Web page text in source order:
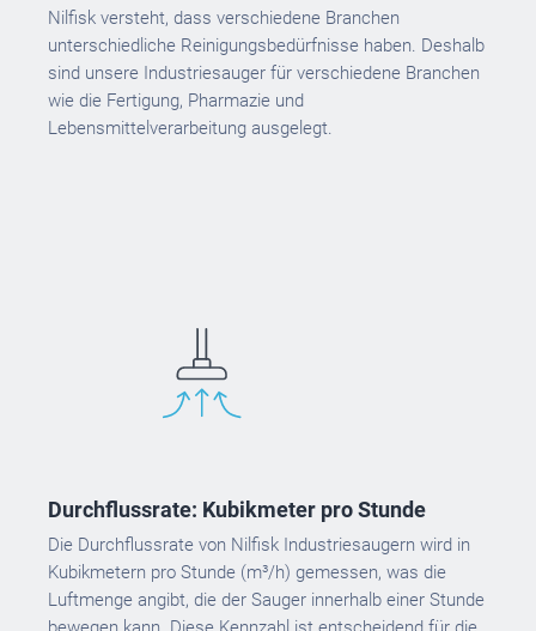
Nilfisk versteht, dass verschiedene Branchen
unterschiedliche Reinigungsbedürfnisse haben. Deshalb
sind unsere Industriesauger für verschiedene Branchen
wie die Fertigung, Pharmazie und
Lebensmittelverarbeitung ausgelegt.
Durchflussrate: Kubikmeter pro Stunde
Die Durchflussrate von Nilfisk Industriesaugern wird in
Kubikmetern pro Stunde (m³/h) gemessen, was die
Luftmenge angibt, die der Sauger innerhalb einer Stunde